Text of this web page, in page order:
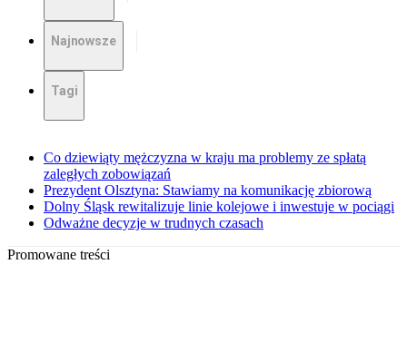
Najnowsze
Tagi
Co dziewiąty mężczyzna w kraju ma problemy ze spłatą
zaległych zobowiązań
Prezydent Olsztyna: Stawiamy na komunikację zbiorową
Dolny Śląsk rewitalizuje linie kolejowe i inwestuje w pociągi
Odważne decyzje w trudnych czasach
Promowane treści